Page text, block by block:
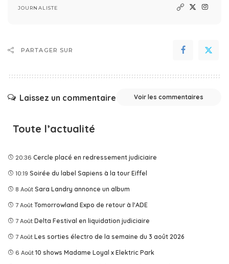
JOURNALISTE
PARTAGER SUR
Laissez un commentaire Voir les commentaires
Toute l’actualité
20:36 Cercle placé en redressement judiciaire
10:19 Soirée du label Sapiens à la tour Eiffel
8 Août Sara Landry annonce un album
7 Août Tomorrowland Expo de retour à l'ADE
7 Août Delta Festival en liquidation judiciaire
7 Août Les sorties électro de la semaine du 3 août 2026
6 Août 10 shows Madame Loyal x Elektric Park